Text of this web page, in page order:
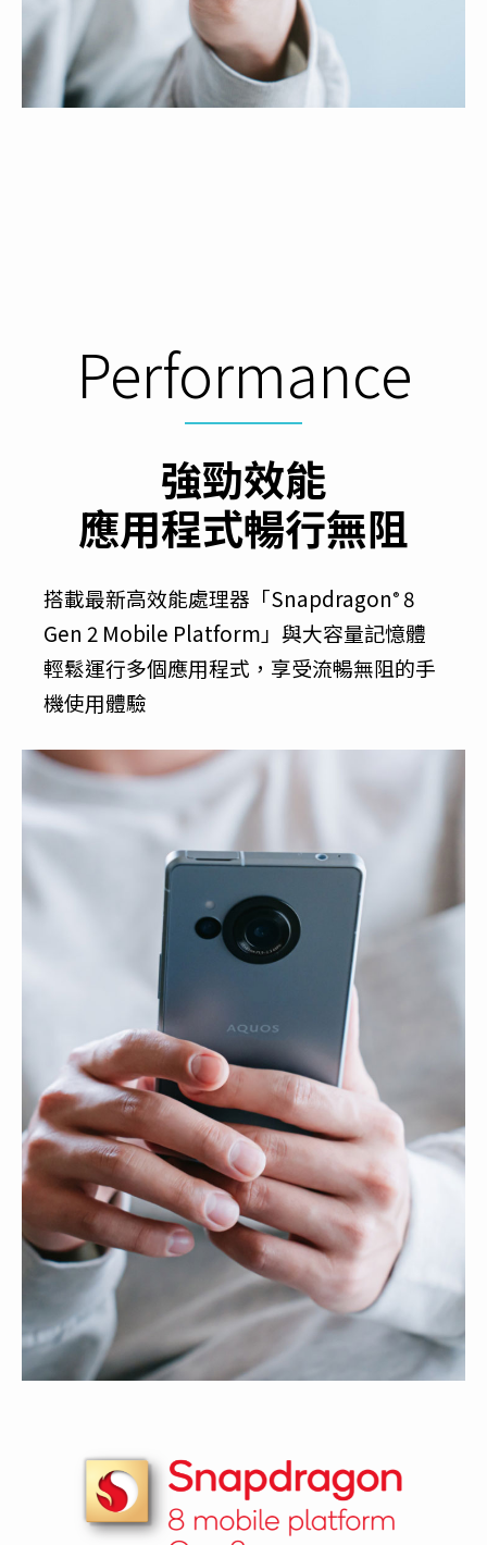
Performance
強勁效能
應用程式暢行無阻
搭載最新高效能處理器「Snapdragon® 8
Gen 2 Mobile Platform」與大容量記憶體
輕鬆運行多個應用程式，享受流暢無阻的手
機使用體驗